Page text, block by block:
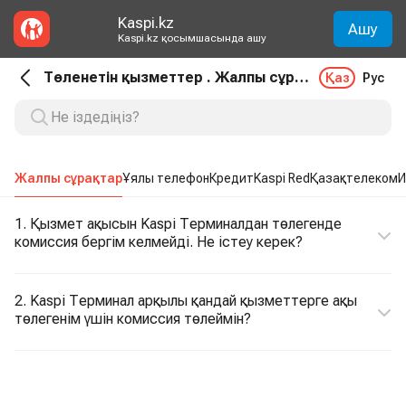
Kaspi.kz
Kaspi.kz қосымшасында ашу Ашу
Төленетін қызметтер . Жалпы сұрақтар Қаз Рус
Жалпы сұрақтарҰялы телефонКредитKaspi Red Қазақтелеком
1. Қызмет ақысын Kaspi Терминалдан төлегенде
комиссия бергім келмейді. Не істеу керек?
2. Kaspi Терминал арқылы қандай қызметтерге ақы
төлегенім үшін комиссия төлеймін?